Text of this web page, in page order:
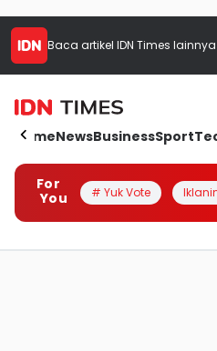
Baca artikel IDN Times lainnya
HomeNewsBusinessSport
For
You
# Yuk Vote